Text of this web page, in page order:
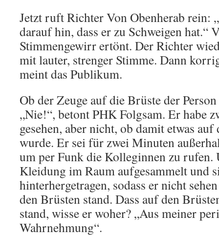
Jetzt ruft Richter Von Obenherab rein:
darauf hin, dass er zu Schweigen hat.“
Stimmengewirr ertönt. Der Richter
mit lauter, strenger Stimme. Dann
meint das Publikum.
Ob der Zeuge auf die Brüste der Person
„Nie!“, betont PHK Folgsam. Er habe
gesehen, aber nicht, ob damit etwas
wurde. Er sei für zwei Minuten
um per Funk die Kolleginnen zu rufen.
Kleidung im Raum aufgesammelt und
hinterhergetragen, sodass er nicht
den Brüsten stand. Dass auf den
stand, wisse er woher? „Aus meiner
Wahrnehmung“.